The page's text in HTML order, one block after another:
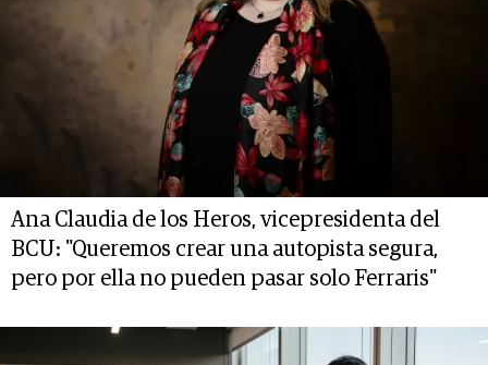
Ana Claudia de los Heros, vicepresidenta del
BCU: "Queremos crear una autopista segura,
pero por ella no pueden pasar solo Ferraris"